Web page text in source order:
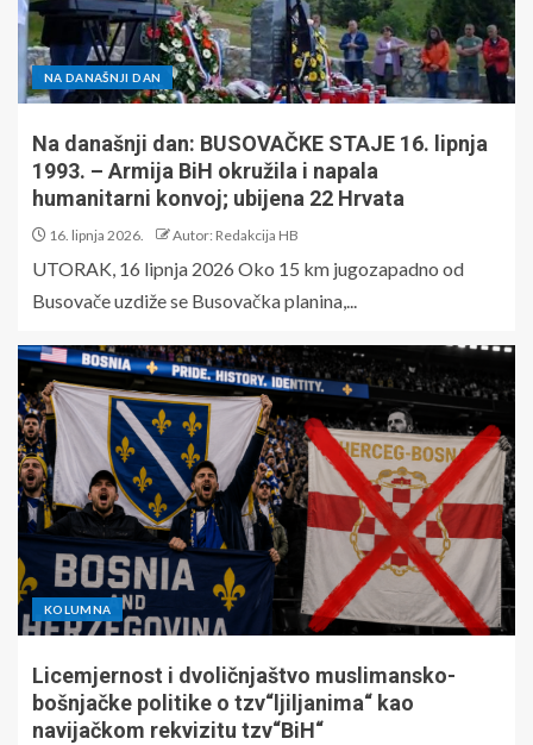
NA DANAŠNJI DAN
Na današnji dan: BUSOVAČKE STAJE 16. lipnja
1993. – Armija BiH okružila i napala
humanitarni konvoj; ubijena 22 Hrvata
16. lipnja 2026. Autor: Redakcija HB
UTORAK, 16 lipnja 2026 Oko 15 km jugozapadno od
Busovače uzdiže se Busovačka planina,...
KOLUMNA
Licemjernost i dvoličnjaštvo muslimansko-
bošnjačke politike o tzv“ljiljanima“ kao
navijačkom rekvizitu tzv“BiH“